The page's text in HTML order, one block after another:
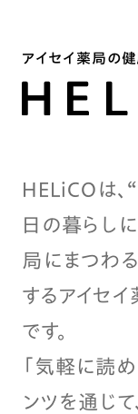
アイセイ薬局の
HELiCOは、
日の暮らし
局にまつわ
するアイセ
です。
「気軽に読
ンツを通じ